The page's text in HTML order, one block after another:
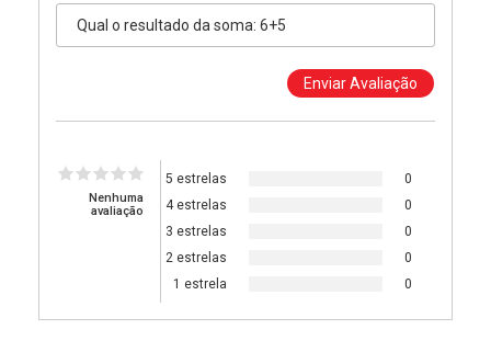
Nenhuma
avaliação
5 estrelas
0
4 estrelas
0
3 estrelas
0
2 estrelas
0
1 estrela
0